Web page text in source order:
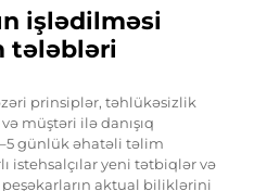
işlədilməsi
tələbləri
prinsiplər, təhlükəsizlik
müştəri ilə danışıq
günlük əhatəli təlim
istehsalçılar yeni tətbiqlər və
aktual biliklərini